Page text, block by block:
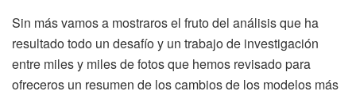
Sin más vamos a mostraros el fruto del análisis que ha
resultado todo un desafío y un trabajo de investigación
entre miles y miles de fotos que hemos revisado para
ofreceros un resumen de los cambios de los modelos más